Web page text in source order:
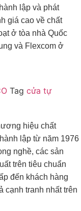
lập và phát
giá cao về chất
ở tòa nhà Quốc
và Flexcom ở
Tag cửa tự
hiệu chất
lập từ năm 1976
nghề, các sản
trên tiêu chuẩn
đến khách hàng
cạnh tranh nhất trên